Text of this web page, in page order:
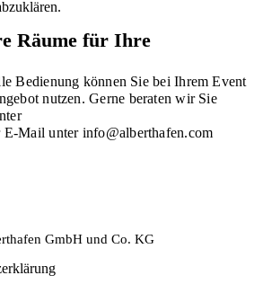
Räume für Ihre
Bedienung können Sie bei Ihrem Event
nutzen. Gerne beraten wir Sie
E-Mailunter info@alberthafen.com
GmbH und Co. KG